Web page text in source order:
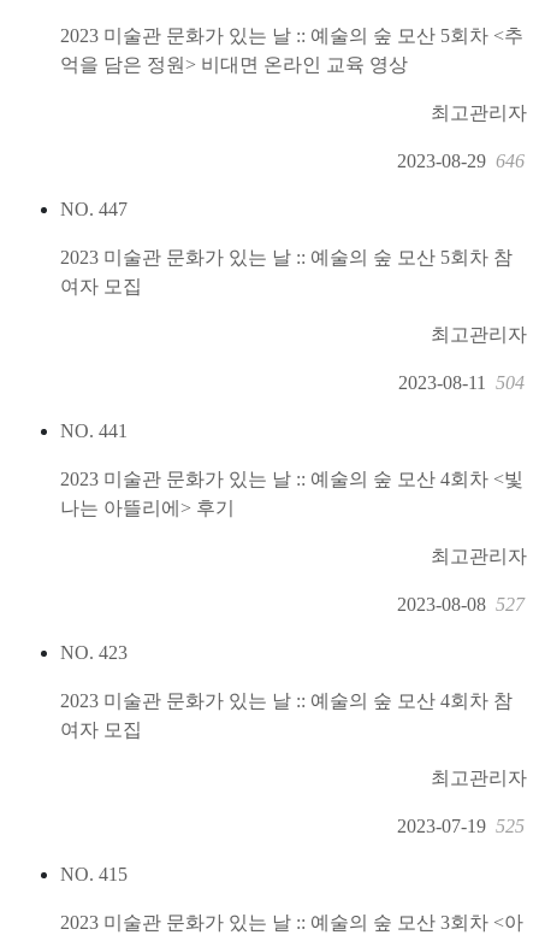
2023 미술관 문화가 있는 날 :: 예술의 숲 모산 5회차 <추
억을 담은 정원> 비대면 온라인 교육 영상
최고관리자
2023-08-29 646
NO. 447
2023 미술관 문화가 있는 날 :: 예술의 숲 모산 5회차 참
여자 모집
최고관리자
2023-08-11 504
NO. 441
2023 미술관 문화가 있는 날 :: 예술의 숲 모산 4회차 <빛
나는 아뜰리에> 후기
최고관리자
2023-08-08 527
NO. 423
2023 미술관 문화가 있는 날 :: 예술의 숲 모산 4회차 참
여자 모집
최고관리자
2023-07-19 525
NO. 415
2023 미술관 문화가 있는 날 :: 예술의 숲 모산 3회차 <아